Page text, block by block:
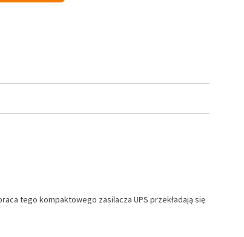
tego kompaktowego zasilacza UPS przekładają się